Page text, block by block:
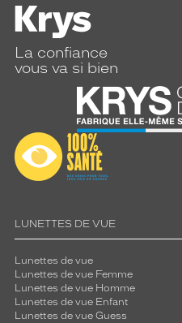
Femme
Couleur
de
08A
Couleur
verre
La confiance
vous va si bien
LUNETTES DE VUE
Lunettes de vue
Lunettes de vue Femme
Lunettes de vue Homme
Lunettes de vue Enfant
Lunettes de vue Guess